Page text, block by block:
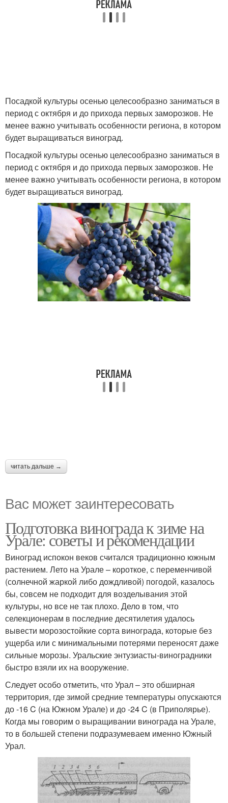
Посадкой культуры осенью целесообразно заниматься в
период с октября и до прихода первых заморозков. Не
менее важно учитывать особенности региона, в котором
будет выращиваться виноград.
Посадкой культуры осенью целесообразно заниматься в
период с октября и до прихода первых заморозков. Не
менее важно учитывать особенности региона, в котором
будет выращиваться виноград.
читать дальше →
Вас может заинтересовать
Подготовка винограда к зиме на
Урале: советы и рекомендации
Виноград испокон веков считался традиционно южным
растением. Лето на Урале – короткое, с переменчивой
(солнечной жаркой либо дождливой) погодой, казалось
бы, совсем не подходит для возделывания этой
культуры, но все не так плохо. Дело в том, что
селекционерам в последние десятилетия удалось
вывести морозостойкие сорта винограда, которые без
ущерба или с минимальными потерями переносят даже
сильные морозы. Уральские энтузиасты-виноградники
быстро взяли их на вооружение.
Следует особо отметить, что Урал – это обширная
территория, где зимой средние температуры опускаются
до -16 C (на Южном Урале) и до -24 C (в Приполярье).
Когда мы говорим о выращивании винограда на Урале,
то в большей степени подразумеваем именно Южный
Урал.